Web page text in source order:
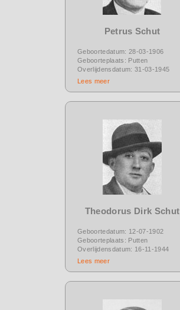
Petrus Schut
Geboortedatum: 28-03-1906
Geboorteplaats: Putten
Overlijdensdatum: 31-03-1945
Lees meer
Theodorus Dirk Schut
Geboortedatum: 12-07-1902
Geboorteplaats: Putten
Overlijdensdatum: 16-11-1944
Lees meer